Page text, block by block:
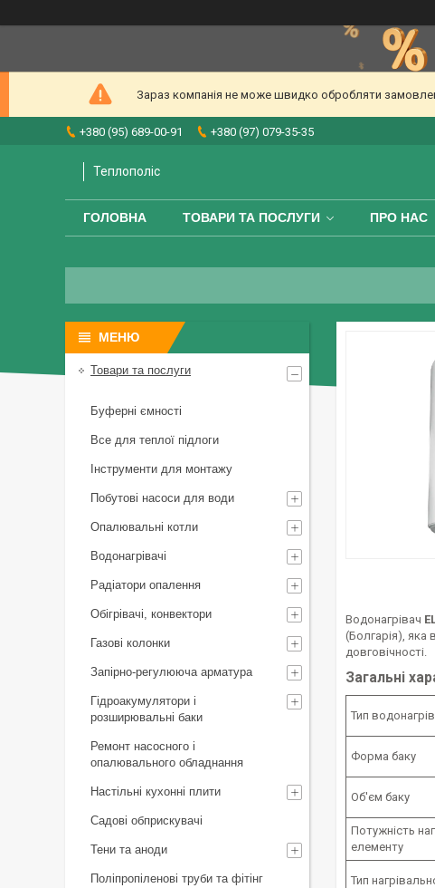
Зараз компанія не може швидко обробляти
+380 (95) 689-00-91 +380 (97) 079-35-35
Теплополіс
ГОЛОВНА ТОВАРИ ТА ПОСЛУГИ ПРО НАС
Водонагрівач
(Болгарія), яка
довговічності.
Загальні
Тип
Форма баку
Об'єм баку
Потужність
елементу
Тип
Товари та послуги
Буферні ємності
Все для теплої підлоги
Інструменти для монтажу
Побутові насоси для води
Опалювальні котли
Водонагрівачі
Радіатори опалення
Обігрівачі, конвектори
Газові колонки
Запірно-регулююча арматура
Гідроакумулятори і
розширювальні баки
Ремонт насосного і
опалювального обладнання
Настільні кухонні плити
Садові обприскувачі
Тени та аноди
Поліпропіленові труби та фітінг